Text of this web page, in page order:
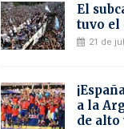
El
tuvo el
21 de
a la
de alto